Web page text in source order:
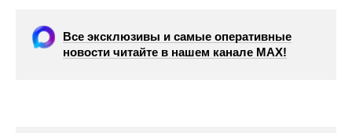
Все эксклюзивы и самые оперативные
новости читайте в нашем канале МАХ!